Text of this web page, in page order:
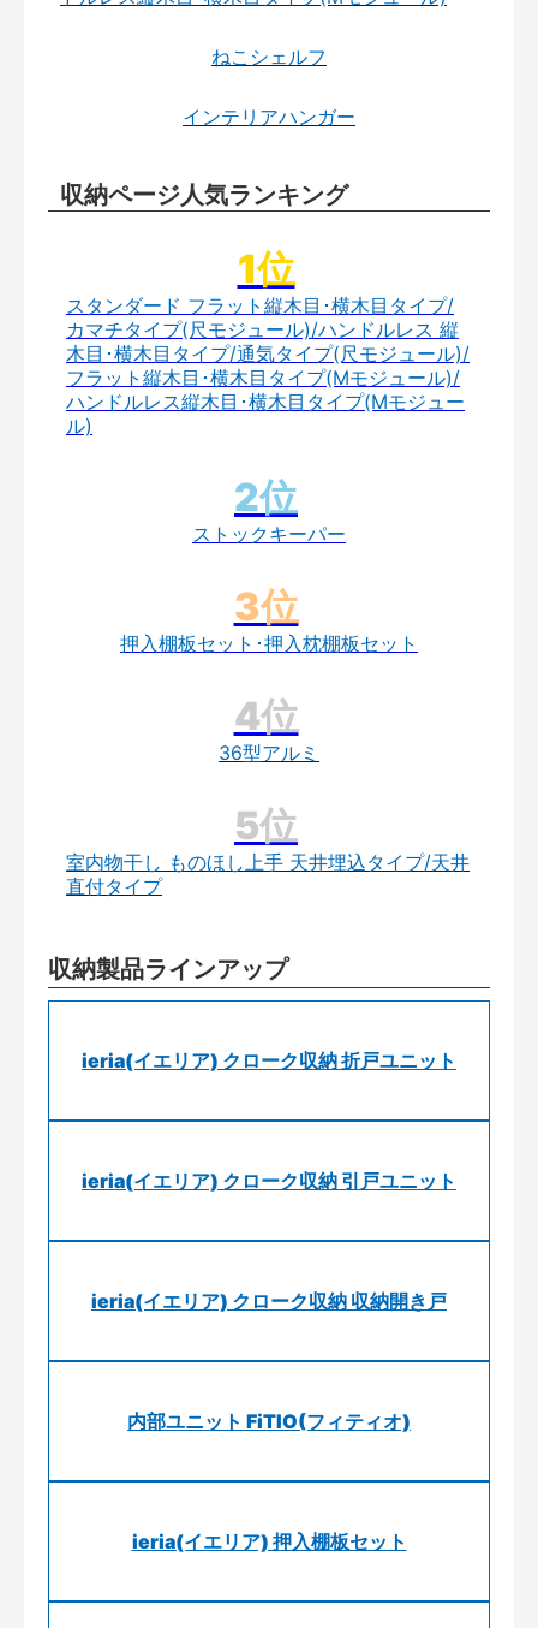
ねこシェルフ
インテリアハンガー
収納ページ人気ランキング
スタンダード フラット縦木目･横木目タイプ/
カマチタイプ(尺モジュール)/ハンドルレス 縦
木目･横木目タイプ/通気タイプ(尺モジュール)/
フラット縦木目･横木目タイプ(Mモジュール)/
ハンドルレス縦木目･横木目タイプ(Mモジュー
ル)
ストックキーパー
押入棚板セット･押入枕棚板セット
36型アルミ
室内物干し ものほし上手 天井埋込タイプ/天井
直付タイプ
収納製品ラインアップ
ieria(イエリア) クローク収納 折戸ユニット
ieria(イエリア) クローク収納 引戸ユニット
ieria(イエリア) クローク収納 収納開き戸
内部ユニット FiTIO(フィティオ)
ieria(イエリア) 押入棚板セット